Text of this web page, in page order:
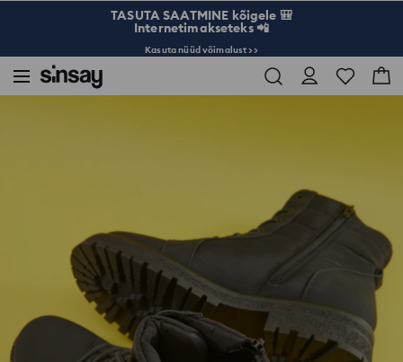
TASUTA SAATMINE kõigele 🎒
Internetimakseteks 📲
Kasuta nüüd võimalust >>